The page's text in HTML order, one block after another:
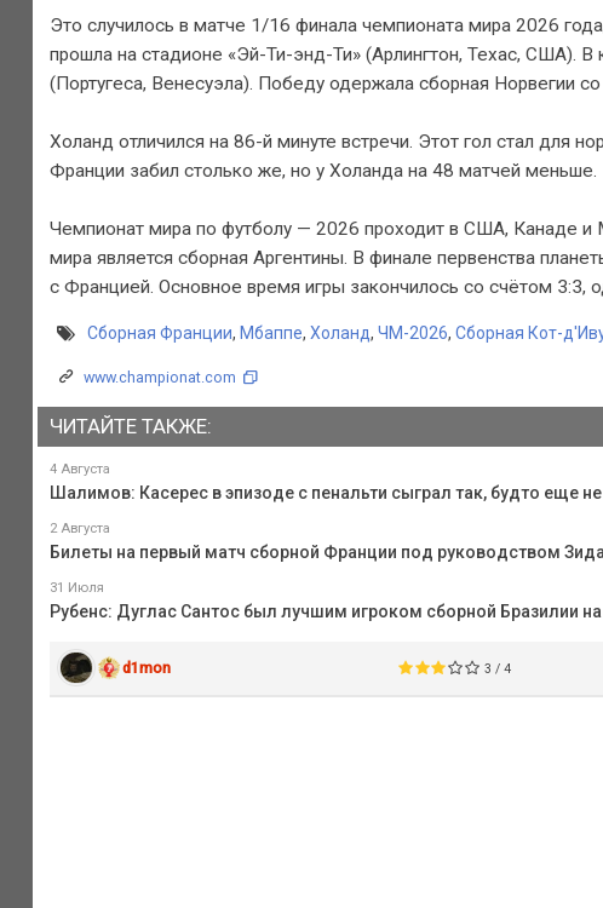
Это случилось в матче 1/16 финала чемпионата мира 2026
прошла на стадионе «Эй-Ти-энд-Ти» (Арлингтон, Техас, США). В
(Португеса, Венесуэла). Победу одержала сборная Норвегии
Холанд отличился на 86-й минуте встречи. Этот гол стал для
Франции забил столько же, но у Холанда на 48 матчей меньше.
Чемпионат мира по футболу — 2026 проходит в США, Канаде
мира является сборная Аргентины. В финале первенства
с Францией. Основное время игры закончилось со счётом 3:3,
Сборная Франции, Мбаппе, Холанд, ЧМ-2026, Сборная Кот-
www.championat.com
ЧИТАЙТЕ ТАКЖЕ:
4 Августа
Шалимов: Касерес в эпизоде с пенальти сыграл так, будто еще
2 Августа
Билеты на первый матч сборной Франции под руководством
31 Июля
Рубенс: Дуглас Сантос был лучшим игроком сборной Бразилии
d1mon 3 / 4